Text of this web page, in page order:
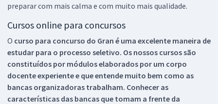
preparar com mais calma e com muito mais qualidade.
Cursos online para concursos
O curso para concurso do Gran é uma excelente maneira de
estudar para o processo seletivo. Os nossos cursos são
constituídos por módulos elaborados por um corpo
docente experiente e que entende muito bem como as
bancas organizadoras trabalham. Conhecer as
características das bancas que tomam a frente da